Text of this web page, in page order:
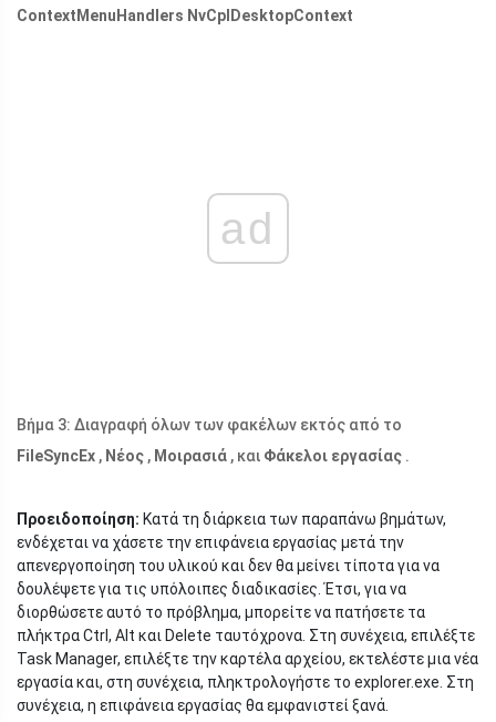
ContextMenuHandlers NvCplDesktopContext
ad
Βήμα 3: Διαγραφή όλων των φακέλων εκτός από το
FileSyncEx , Νέος , Μοιρασιά , και Φάκελοι εργασίας .
Προειδοποίηση: Κατά τη διάρκεια των παραπάνω βημάτων,
ενδέχεται να χάσετε την επιφάνεια εργασίας μετά την
απενεργοποίηση του υλικού και δεν θα μείνει τίποτα για να
δουλέψετε για τις υπόλοιπες διαδικασίες. Έτσι, για να
διορθώσετε αυτό το πρόβλημα, μπορείτε να πατήσετε τα
πλήκτρα Ctrl, Alt και Delete ταυτόχρονα. Στη συνέχεια, επιλέξτε
Task Manager, επιλέξτε την καρτέλα αρχείου, εκτελέστε μια νέα
εργασία και, στη συνέχεια, πληκτρολογήστε το explorer.exe . Στη
συνέχεια, η επιφάνεια εργασίας θα εμφανιστεί ξανά.